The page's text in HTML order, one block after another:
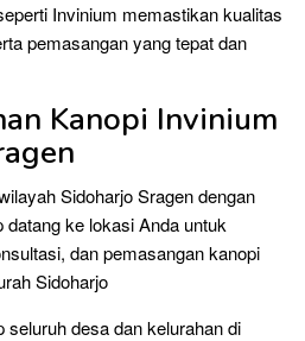
Invinium memastikan kualitas
pemasangan yang tepat dan
Kanopi Invinium
Sidoharjo Sragen dengan
ke lokasi Anda untuk
dan pemasangan kanopi
Sidoharjo
desa dan kelurahan di